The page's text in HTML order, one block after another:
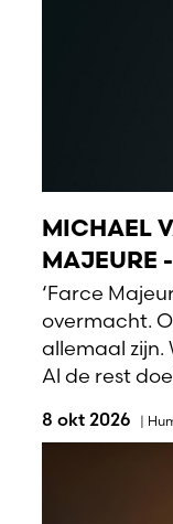
MICHAEL
MAJEURE
‘Farce
overmacht.
allemaal zijn.
Al de rest
8 okt 2026 |